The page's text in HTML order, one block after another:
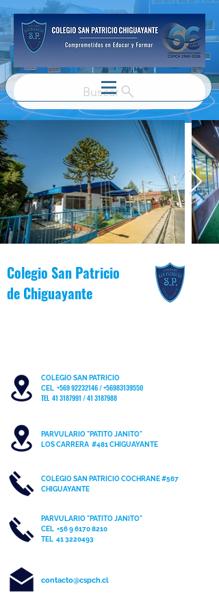
Buscar
Colegio San Patricio
de Chiguayante
COLEGIO SAN PATRICIO
CEL +569 92232146/+56983139550
TEL 41 3187991 / 41 3187988
PARVULARIO "PATITO JANITO"
LOS CARRERA #481 CHIGUAYANTE
COLEGIO SAN PATRICIO COCHRANE #567
CHIGUAYANTE
PARVULARIO "PATITO JANITO"
CEL +56 9 6170 8210
TEL 41 3220493
contacto@cspch.cl